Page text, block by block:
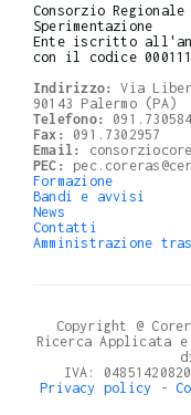
Consorzio
Sperimentazione
Ente iscritto
con il codice
Indirizzo: Via
90143 Palermo (PA)
Telefono:
Fax:
091.7302957
Email:
PEC:
Formazione
Bandi e avvisi
News
Contatti
Amministrazione
Copyright @
Ricerca Applicata
IVA:
Privacy policy -